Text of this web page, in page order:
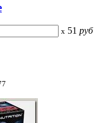
x 51 руб